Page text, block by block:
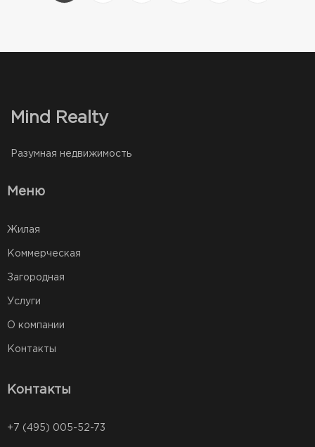
Mind Realty
Разумная недвижимость
Меню
Жилая
Коммерческая
Загородная
Услуги
О компании
Контакты
Контакты
+7 (495) 005-52-73